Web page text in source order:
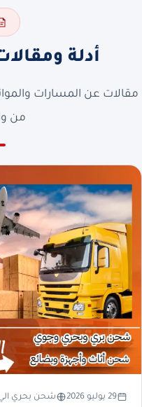
أدلة
مقالات عن المسارات
من
29 يوليو 2026 شحن بحري